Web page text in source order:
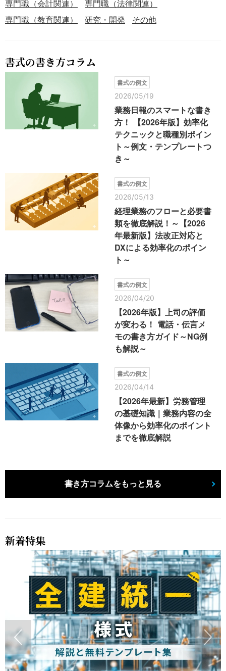
専門職（会計関連）
専門職（法律関連）
専門職（教育関連）
研究・開発 その他
書式の書き方コラム
書式の例文
2026/05/19
業務日報のスマートな書き
方！ 【2026年版】効率化
テクニックと職種別ポイン
ト～例文・テンプレートつ
き～
書式の例文
2026/05/13
経理業務のフローと必要書
類を徹底解説！～【2026
年最新版】法改正対応と
DXによる効率化のポイン
ト～
書式の例文
2026/04/20
【2026年版】上司の評価
が変わる！ 電話・伝言メ
モの書き方ガイド～NG例
も解説～
書式の例文
2026/04/14
【2026年最新】労務管理
の基礎知識｜業務内容の全
体像から効率化のポイント
までを徹底解説
書き方コラムをもっと見る
新着特集